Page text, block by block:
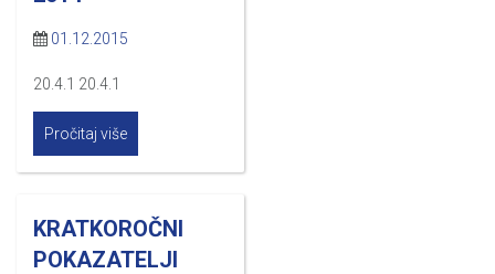
01.12.2015
20.4.1 20.4.1
Pročitaj više
KRATKOROČNI
POKAZATELJI